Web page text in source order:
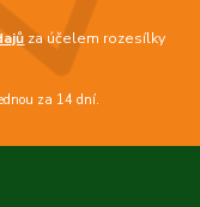
za účelem rozesílky
za 14 dní.